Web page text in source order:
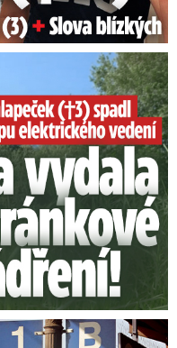
na 16 stran